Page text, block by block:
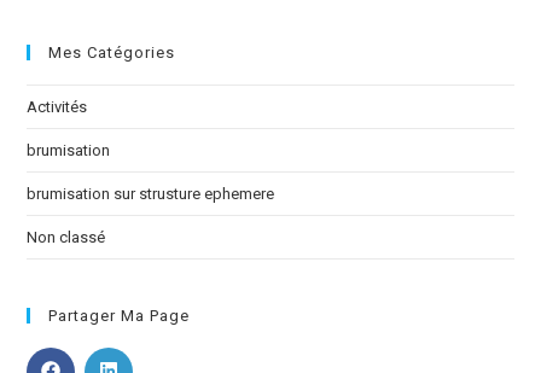
Mes Catégories
Activités
brumisation
brumisation sur strusture ephemere
Non classé
Partager Ma Page